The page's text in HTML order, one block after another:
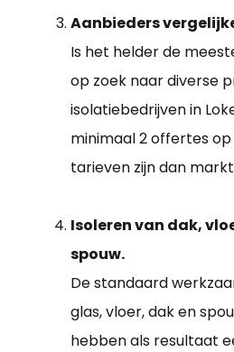
Aanbieders
Is het helder de
op zoek naar diverse
isolatiebedrijven in
minimaal 2 offertes
tarieven zijn dan
Isoleren van dak,
spouw.
De standaard
glas, vloer, dak en
hebben als resultaat